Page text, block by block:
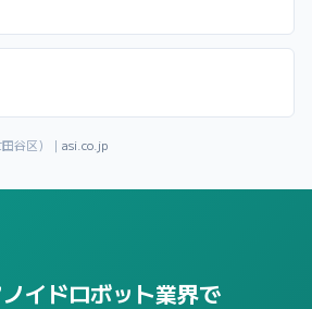
谷区）｜ asi.co.jp
イドロボット業界で